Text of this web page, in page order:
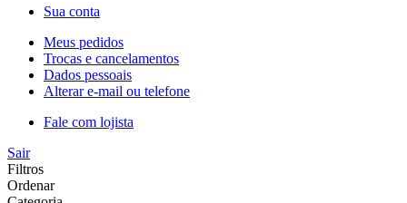
Sua conta
Meus pedidos
Trocas e cancelamentos
Dados pessoais
Alterar e-mail ou telefone
Fale com lojista
Sair
Filtros
Ordenar